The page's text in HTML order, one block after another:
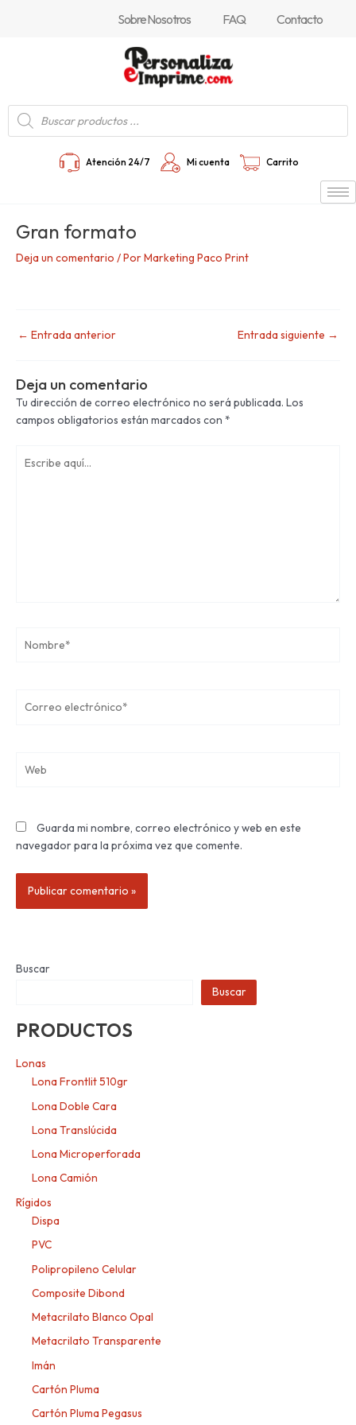
Sobre Nosotros FAQ Contacto
Búsqueda
de
productos
Atención 24/7 Mi cuenta Carrito
Gran formato
Deja un comentario / PorMarketing Paco Print
← Entrada anterior Entrada siguiente →
Deja un comentario
Tu dirección de correo electrónico no será publicada. Los
campos obligatorios están marcados con *
aquí...
electrónico*
Guarda mi nombre, correo electrónico y web en este
navegador para la próxima vez que comente.
Buscar
Buscar
PRODUCTOS
Lonas
Lona Frontlit 510gr
Lona Doble Cara
Lona Translúcida
Lona Microperforada
Lona Camión
Rígidos
Dispa
PVC
Polipropileno Celular
Composite Dibond
Metacrilato Blanco Opal
Metacrilato Transparente
Imán
Cartón Pluma
Cartón Pluma Pegasus